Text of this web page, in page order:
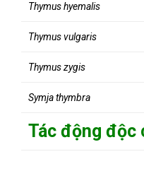
Thymus hyemalis
Thymus vulgaris
Thymus zygis
Symja thymbra
Tác động độc